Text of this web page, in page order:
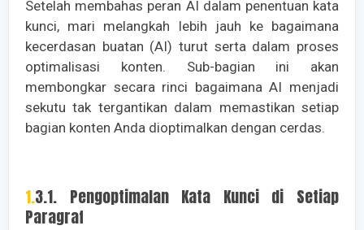
Setelah membahas peran AI dalam penentuan kata
kunci, mari melangkah lebih jauh ke bagaimana
kecerdasan buatan (AI) turut serta dalam proses
optimalisasi konten. Sub-bagian ini akan
membongkar secara rinci bagaimana AI menjadi
sekutu tak tergantikan dalam memastikan setiap
bagian konten Anda dioptimalkan dengan cerdas.
1.3.1. Pengoptimalan Kata Kunci di Setiap
Paragraf